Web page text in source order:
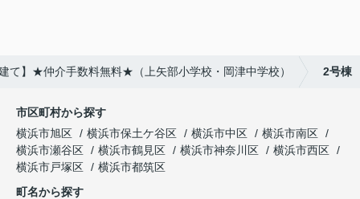
て】★仲介手数料無料★（上矢部小学校・岡津中学校） 2号棟
市区町村から探す
横浜市旭区
横浜市保土ケ谷区 横浜市中区
横浜市南区
横浜市瀬谷区
横浜市鶴見区 横浜市神奈川区
横浜市西区
横浜市戸塚区
横浜市都筑区
町名から探す